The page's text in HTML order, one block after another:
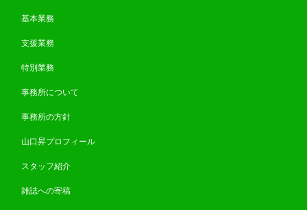
基本業務
支援業務
特別業務
事務所について
事務所の方針
山口昇プロフィール
スタッフ紹介
雑誌への寄稿